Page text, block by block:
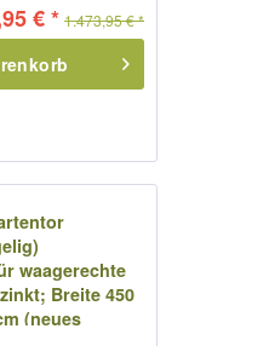
€ * 1.473,95 € *
waagerechte
Breite 450
(neues